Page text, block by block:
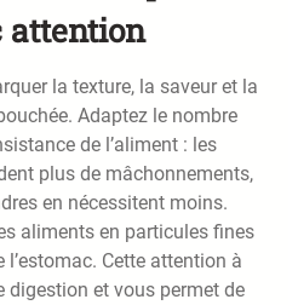
attention
la texture, la saveur et la
Adaptez le nombre
de l’aliment : les
plus de mâchonnements,
en nécessitent moins.
aliments en particules fines
Cette attention à
et vous permet de